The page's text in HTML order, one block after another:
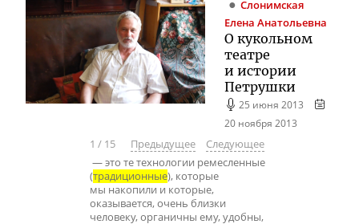
Слонимская
Елена Анатольевна
О кукольном
театре
и истории
Петрушки
25 июня 2013
20 ноября 2013
1 / 15 Предыдущее
Следующее
— это те технологии ремесленные
(традиционные), которые
мы накопили и которые,
оказывается, очень близки
человеку, органичны ему, удобны,